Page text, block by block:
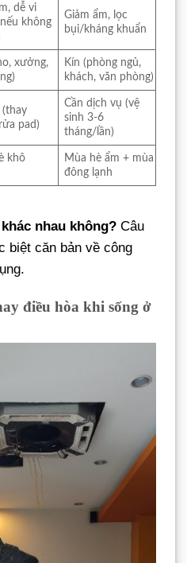
dễ vi
không
Giảm ẩm, lọc
bụi/kháng khuẩn
xưởng,
Kín (phòng ngủ,
khách, văn phòng)
(thay
pad)
Cần dịch vụ (vệ
sinh 3-6
tháng/lần)
khô
Mùa hè ẩm + mùa
đông lạnh
nhau không? Câu
biệt căn bản về công
điều hòa khi sống ở